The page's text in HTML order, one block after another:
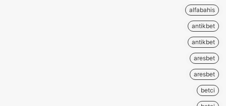
alfabahis
antikbet
antikbet
aresbet
aresbet
betci